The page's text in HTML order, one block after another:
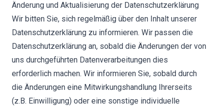
Änderung und Aktualisierung der Datenschutzerklärung
Wir bitten Sie, sich regelmäßig über den Inhalt unserer
Datenschutzerklärung zu informieren. Wir passen die
Datenschutzerklärung an, sobald die Änderungen der von
uns durchgeführten Datenverarbeitungen dies
erforderlich machen. Wir informieren Sie, sobald durch
die Änderungen eine Mitwirkungshandlung Ihrerseits
(z.B. Einwilligung) oder eine sonstige individuelle